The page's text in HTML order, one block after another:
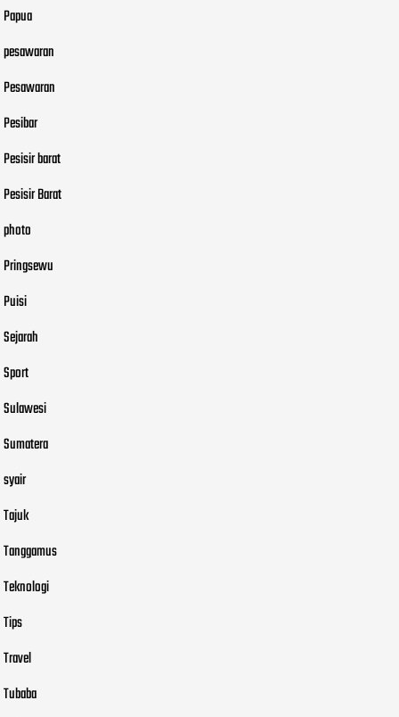
Papua
pesawaran
Pesawaran
Pesibar
Pesisir barat
Pesisir Barat
photo
Pringsewu
Puisi
Sejarah
Sport
Sulawesi
Sumatera
syair
Tajuk
Tanggamus
Teknologi
Tips
Travel
Tubaba